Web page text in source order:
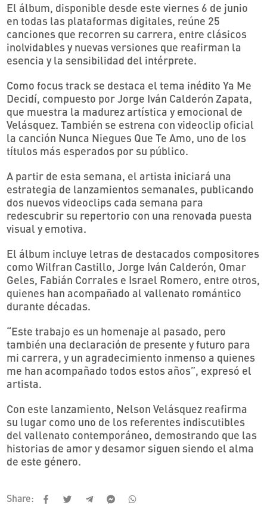
El álbum, disponible desde este viernes 6 de junio
en todas las plataformas digitales, reúne 25
canciones que recorren su carrera, entre clásicos
inolvidables y nuevas versiones que reafirman la
esencia y la sensibilidad del intérprete.
Como focus track se destaca el tema inédito Ya Me
Decidí, compuesto por Jorge Iván Calderón Zapata,
que muestra la madurez artística y emocional de
Velásquez. También se estrena con videoclip oficial
la canción Nunca Niegues Que Te Amo, uno de los
títulos más esperados por su público.
A partir de esta semana, el artista iniciará una
estrategia de lanzamientos semanales, publicando
dos nuevos videoclips cada semana para
redescubrir su repertorio con una renovada puesta
visual y emotiva.
El álbum incluye letras de destacados compositores
como Wilfran Castillo, Jorge Iván Calderón, Omar
Geles, Fabián Corrales e Israel Romero, entre otros,
quienes han acompañado al vallenato romántico
durante décadas.
“Este trabajo es un homenaje al pasado, pero
también una declaración de presente y futuro para
mi carrera, y un agradecimiento inmenso a quienes
me han acompañado todos estos años”, expresó el
artista.
Con este lanzamiento, Nelson Velásquez reafirma
su lugar como uno de los referentes indiscutibles
del vallenato contemporáneo, demostrando que las
historias de amor y desamor siguen siendo el alma
de este género.
Share: